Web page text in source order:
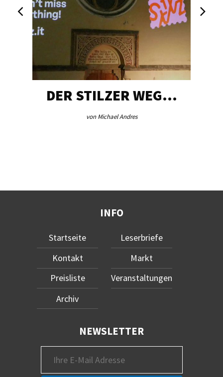
DER STILZER WEG…
von Michael Andres
INFO
Startseite
Kontakt
Preisliste
Archiv
Leserbriefe
Markt
Veranstaltungen
NEWSLETTER